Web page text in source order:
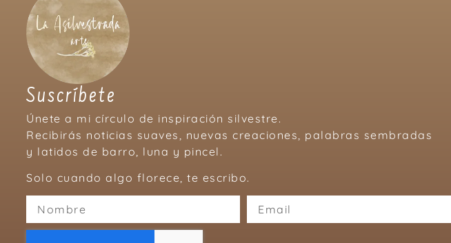
Suscríbete
Únete a mi círculo de inspiración silvestre.
Recibirás noticias suaves, nuevas creaciones, palabras sembradas
y latidos de barro, luna y pincel.
Solo cuando algo florece, te escribo.